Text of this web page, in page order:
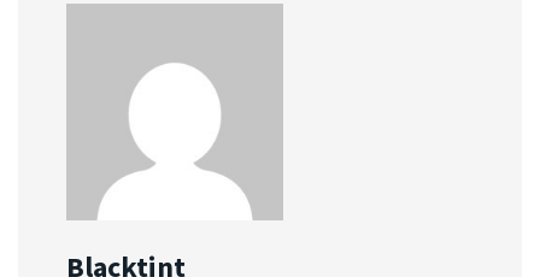
Blacktint